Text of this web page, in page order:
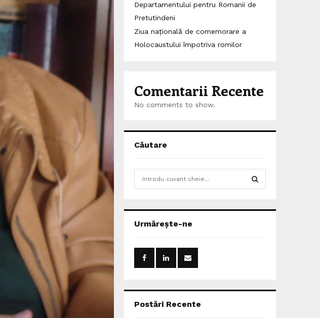
Departamentului pentru Romanii de
Pretutindeni
Ziua națională de comemorare a
Holocaustului împotriva romilor
Comentarii Recente
No comments to show.
Căutare
h
o
:
Urmărește-ne
Postări Recente